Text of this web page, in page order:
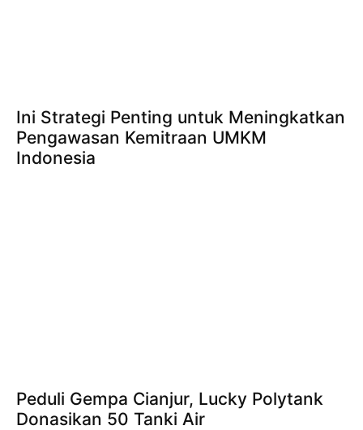
Ini Strategi Penting untuk Meningkatkan
Pengawasan Kemitraan UMKM
Indonesia
Peduli Gempa Cianjur, Lucky Polytank
Donasikan 50 Tanki Air